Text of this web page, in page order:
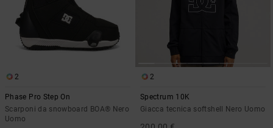
2
Phase Pro Step On
Scarponi da snowboard BOA® Nero
Uomo
2
Spectrum 10K
Giacca tecnica softshell Nero Uomo